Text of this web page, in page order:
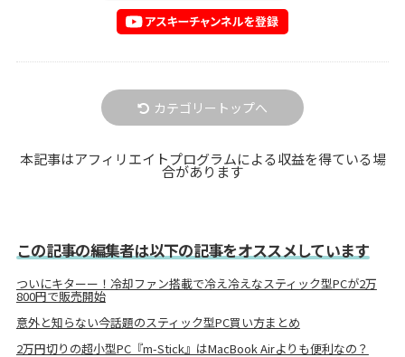
カテゴリートップへ
本記事はアフィリエイトプログラムによる収益を得ている場
合があります
この記事の編集者は以下の記事をオススメしています
ついにキターー！冷却ファン搭載で冷え冷えなスティック型PCが2万
800円で販売開始
意外と知らない今話題のスティック型PC買い方まとめ
2万円切りの超小型PC『m-Stick』はMacBook Airよりも便利なの？